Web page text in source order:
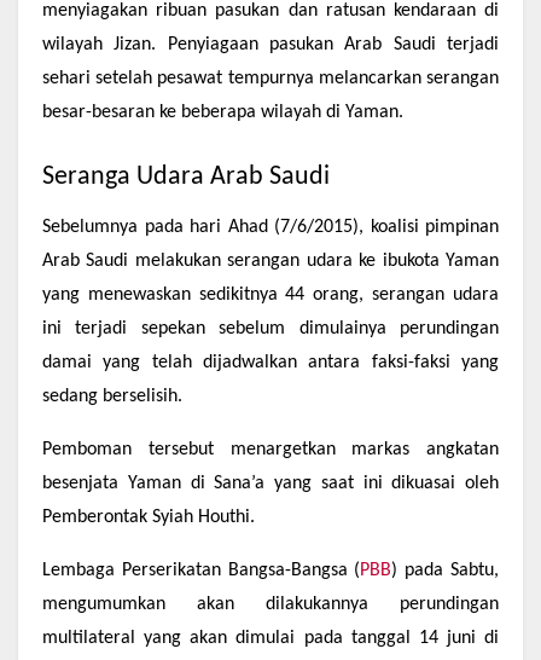
menyiagakan ribuan pasukan dan ratusan kendaraan di
wilayah Jizan. Penyiagaan pasukan Arab Saudi terjadi
sehari setelah pesawat tempurnya melancarkan serangan
besar-besaran ke beberapa wilayah di Yaman.
Seranga Udara Arab Saudi
Sebelumnya pada hari Ahad (7/6/2015), koalisi pimpinan
Arab Saudi melakukan serangan udara ke ibukota Yaman
yang menewaskan sedikitnya 44 orang, serangan udara
ini terjadi sepekan sebelum dimulainya perundingan
damai yang telah dijadwalkan antara faksi-faksi yang
sedang berselisih.
Pemboman tersebut menargetkan markas angkatan
besenjata Yaman di Sana’a yang saat ini dikuasai oleh
Pemberontak Syiah Houthi.
Lembaga Perserikatan Bangsa-Bangsa (PBB) pada Sabtu,
mengumumkan akan dilakukannya perundingan
multilateral yang akan dimulai pada tanggal 14 juni di